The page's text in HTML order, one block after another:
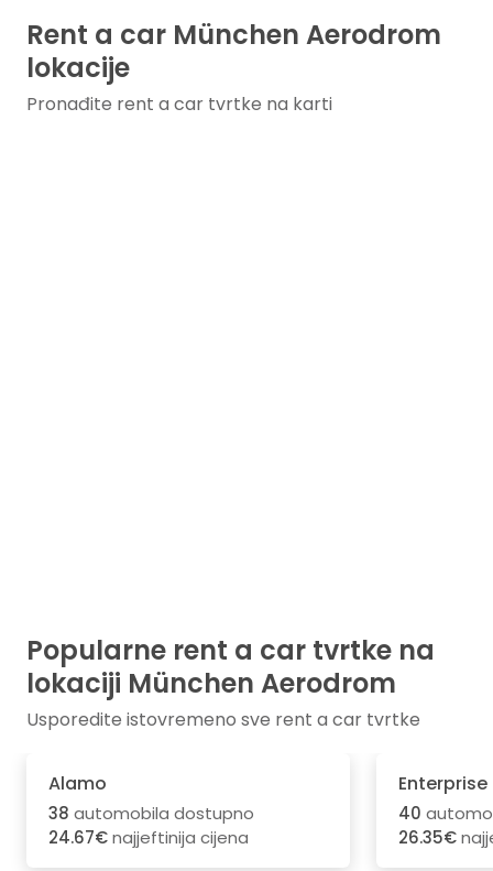
Rent a car München Aerodrom
lokacije
Pronađite rent a car tvrtke na karti
Popularne rent a car tvrtke na
lokaciji München Aerodrom
Usporedite istovremeno sve rent a car tvrtke
Alamo
38 automobila dostupno
24.67€najjeftinija cijena
Enterprise
40
26.35€